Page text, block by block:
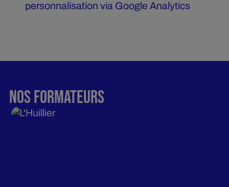
personnalisation via Google Analytics
NOS FORMATEURS